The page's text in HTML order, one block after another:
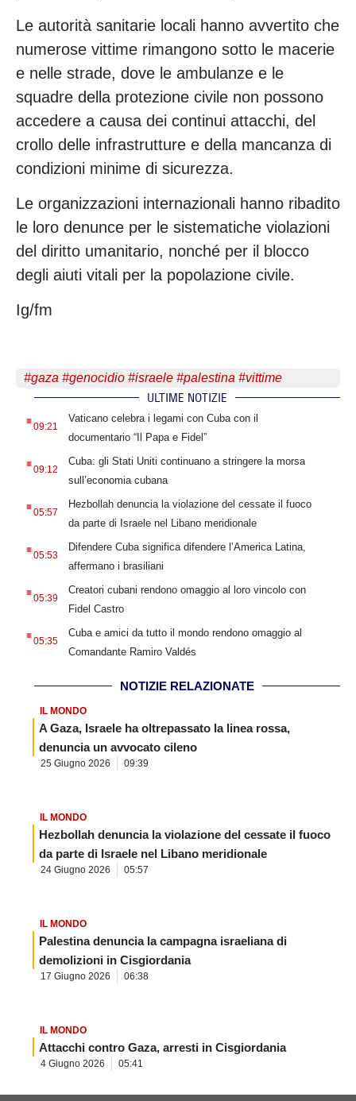
Le autorità sanitarie locali hanno avvertito che
numerose vittime rimangono sotto le macerie
e nelle strade, dove le ambulanze e le
squadre della protezione civile non possono
accedere a causa dei continui attacchi, del
crollo delle infrastrutture e della mancanza di
condizioni minime di sicurezza.
Le organizzazioni internazionali hanno ribadito
le loro denunce per le sistematiche violazioni
del diritto umanitario, nonché per il blocco
degli aiuti vitali per la popolazione civile.
Ig/fm
#gaza #genocidio #israele #palestina #vittime
ULTIME NOTIZIE
.09:21
Vaticano celebra i legami con Cuba con il
documentario “Il Papa e Fidel”
.09:12
Cuba: gli Stati Uniti continuano a stringere la morsa
sull’economia cubana
.05:57
Hezbollah denuncia la violazione del cessate il fuoco
da parte di Israele nel Libano meridionale
.05:53
Difendere Cuba significa difendere l’America Latina,
affermano i brasiliani
.05:39
Creatori cubani rendono omaggio al loro vincolo con
Fidel Castro
.05:35
Cuba e amici da tutto il mondo rendono omaggio al
Comandante Ramiro Valdés
NOTIZIE RELAZIONATE
IL MONDO
A Gaza, Israele ha oltrepassato la linea rossa,
denuncia un avvocato cileno
25 Giugno 2026 09:39
IL MONDO
Hezbollah denuncia la violazione del cessate il fuoco
da parte di Israele nel Libano meridionale
24 Giugno 2026 05:57
IL MONDO
Palestina denuncia la campagna israeliana di
demolizioni in Cisgiordania
17 Giugno 2026 06:38
IL MONDO
Attacchi contro Gaza, arresti in Cisgiordania
4 Giugno 2026 05:41